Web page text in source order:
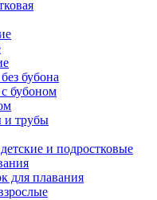
бубона
бубоном
и трубы
и подростковые
для плавания